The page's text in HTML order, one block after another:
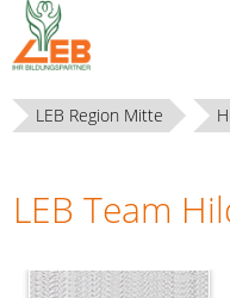
LEB Region Mitte
LEB Team